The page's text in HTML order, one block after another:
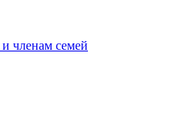
членам семей